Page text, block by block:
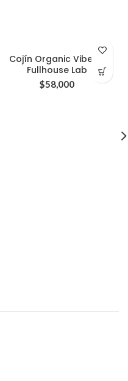
Cojín Organic Vibes /
Fullhouse Lab
$58,000